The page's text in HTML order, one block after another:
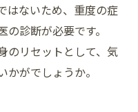
はないため、重度の症
診断が必要です。
のリセットとして、気
がでしょうか。